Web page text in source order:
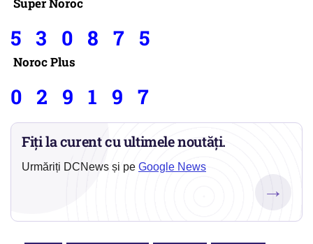
Super Noroc
5 3 0 8 7 5
Noroc Plus
0 2 9 1 9 7
Fiți la curent cu ultimele noutăți.
Urmăriți DCNews și pe Google News
→